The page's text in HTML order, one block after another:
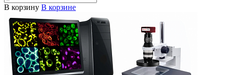
В корзину В корзине